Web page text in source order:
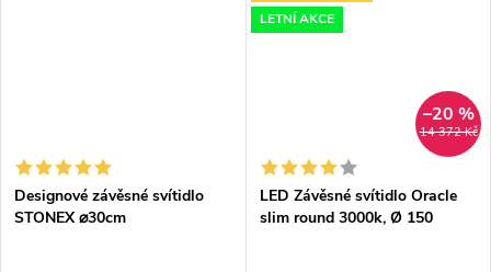
Night Birds...
Designové závěsné svítidlo
STONEX ⌀30cm
LETNÍ AKCE
14 372 Kč
–20 %
LED Závěsné svítidlo Oracle
slim round 3000k, Ø 150